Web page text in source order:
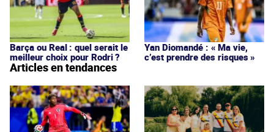
Barça ou Real : quel serait le
meilleur choix pour Rodri ?
Yan Diomandé : « Ma vie,
c’est prendre des risques »
Articles en tendances